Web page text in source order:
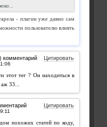
- плагин уже давно сам
пользователю влиять
комментарий Цитировать
этот тег? Он находиться в
33...
Цитировать
похожих статей по коду,